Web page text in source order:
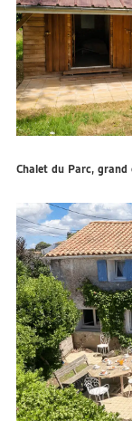
Chalet du Parc, grand